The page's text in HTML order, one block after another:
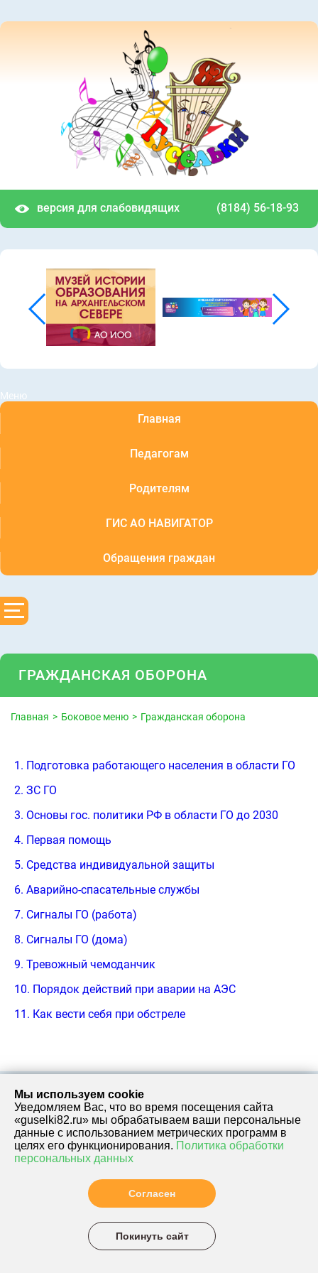
версия для слабовидящих (8184) 56-18-93
Меню
Главная
Педагогам
Родителям
ГИС АО НАВИГАТОР
Обращения граждан
ГРАЖДАНСКАЯ ОБОРОНА
Главная Боковое меню Гражданская оборона
1. Подготовка работающего населения в области ГО
2. ЗС ГО
3. Основы гос. политики РФ в области ГО до 2030
4. Первая помощь
5. Средства индивидуальной защиты
6. Аварийно-спасательные службы
7. Сигналы ГО (работа)
8. Сигналы ГО (дома)
9. Тревожный чемоданчик
10. Порядок действий при аварии на АЭС
11. Как вести себя при обстреле
адрес:
ул.
Комсомольская
д. 3А (корпус 1)
ул. Ломоносова,
д 11 А (корпус
телефон:
(8184)
55-02-
05
Мы используем cookie
Уведомляем Вас, что во время посещения сайта
«guselki82.ru» мы обрабатываем ваши персональные
данные с использованием метрических программ в
целях его функционирования. Политика обработки
персональных данных
Согласен
Покинуть сайт